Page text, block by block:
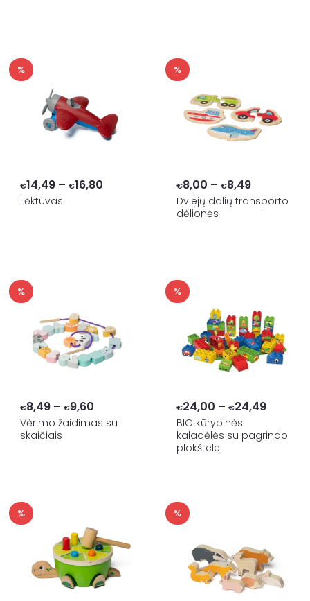
%
€14,49 – €16,80Price
Lėktuvas
%
€8,00 – €8,49Price
range:
Dviejų dalių transporto
dėlionės
%
€8,49 – €9,60Price
range:
Vėrimo žaidimas su
skaičiais
%
€24,00 – €24,49Price
€24,00
BIO kūrybinės
kaladėlės su pagrindo
plokštele
% %